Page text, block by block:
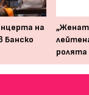
на
Банско
ролята